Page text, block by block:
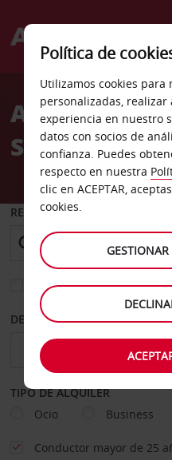
Welcome
AvisAlquiler de
Striesen
RECOGER EN
Elegir otra oficina de
DESDE
TIPO DE ALQUILER
Ocio
Business
Conductor mayor de 25
Política de
Utilizamos cookies para
personalizadas,
experiencia en nuestro
datos con socios de
confianza. Puedes
respecto en nuestra
clic en ACEPTAR,
cookies.
GESTIONAR